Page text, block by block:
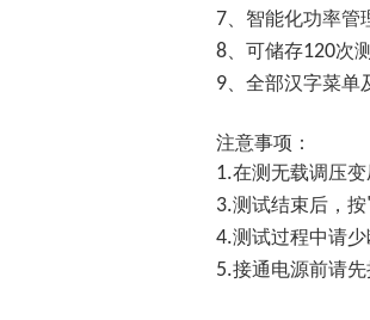
7 、智能化功率
8 、可储存120次
9 、全部汉字菜
注意事项：
1.在测无载调压
3.测试结束后，按
4.测试过程中请
5.接通电源前请